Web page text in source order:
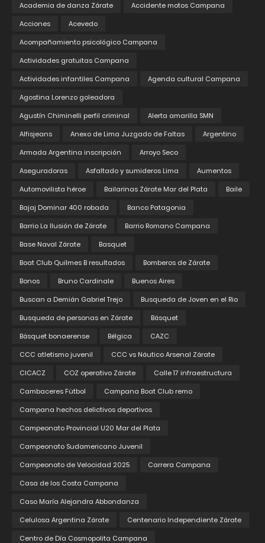
Academia de danza Zárate
Accidente motos Campana
Acciones
Acevedo
Acompañamiento psicológico Campana
Actividades gratuitas Campana
Actividades infantiles Campana
Agenda cultural Campana
Agostina Lorenzo goleadora
Agustín Chiminelli perfil criminal
Alerta amarilla SMN
Alfisjeans
Anexo de Lima Juzgado de Faltas
Argentino
Armada Argentina inscripción
Arroyo Seco
Aseguradoras
Asfaltado y sumideros Lima
Aumentos
Automovilista héroe
Bailarinas Zárate Mar del Plata
Baile
Bajaj Dominar 400 robada
Banco Patagonia
Barrio La Ilusión de Zárate
Barrio Romano Campana
Base Naval Zárate
Basquet
Boat Club Quilmes B resultados
Bomberos de Zárate
Bonos
Bruno Cardinale
Buenos Aires
Buscan a Demián Gabriel Trejo
Busqueda de Joven en el Rio
Busqueda de personas en Zárate
Básquet
Básquet bonaerense
Bélgica
CAZC
CCC atletismo juvenil
CCC vs Náutico Arsenal Zárate
CICACZ
COZ operativo Zárate
Calle 17 infraestructura
Cambaceres Fútbol
Campana Boat Club remo
Campana hechos delictivos deportivos
Campeonato Provincial U20 Mar del Plata
Campeonato Sudamericano Juvenil
Campeonato de Velocidad 2025
Carrera Campana
Casa de los Costa Campana
Caso María Alejandra Abbondanza
Celulosa Argentina Zárate
Centenario Independiente Zárate
Centro de Día Cosmopolita Campana